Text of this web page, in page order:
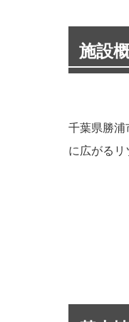
施設
千葉県勝
に広がるリ